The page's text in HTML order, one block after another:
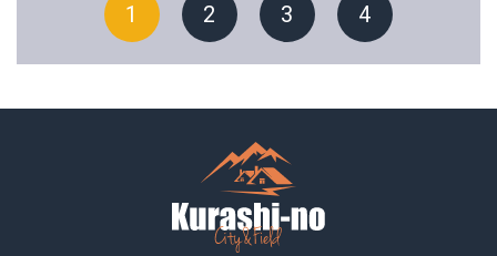
1 2 3 4